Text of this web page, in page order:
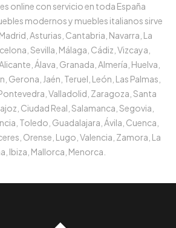
online con servicio en toda España
modernos y muebles italianos sirve
Asturias, Cantabria, Navarra, La
Sevilla, Málaga, Cádiz, Vizcaya,
Álava, Granada, Almería, Huelva,
Gerona, Jaén, Teruel, León, Las Palmas,
Valladolid, Zaragoza, Santa
Ciudad Real, Salamanca, Segovia,
Toledo, Guadalajara, Ávila, Cuenca,
Orense, Lugo, Valencia, Zamora, La
Ibiza, Mallorca, Menorca.